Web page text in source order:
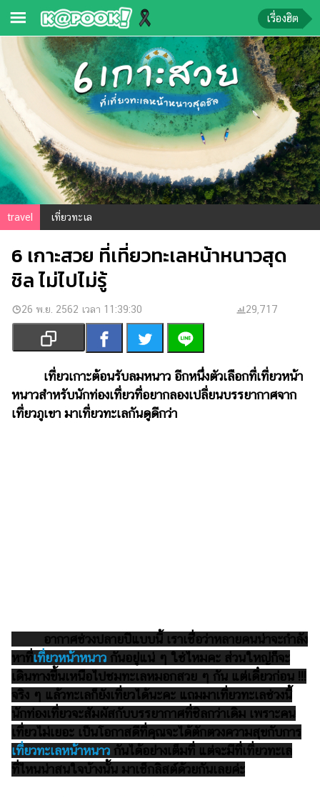
ข่าว-
ความ
รู้
ข่าว
ข่าว
บันเทิง
ตรวจ
หวย
ผล
บอล
สด
การ
เงิน
การ
ศึกษา
บันเทิง
ไลฟ์
ไตล์
ดูด
วง
ผู้
หญิง
ผู้ชาย
เรื่องฮิต
travel เที่ยวทะเล
6 เกาะสวย ที่เที่ยวทะเลหน้าหนาวสุด
ชิล ไม่ไปไม่รู้
26 พ.ย. 2562 เวลา 11:39:30 29,717
เที่ยวเกาะต้อนรับลมหนาว อีกหนึ่งตัวเลือกที่เที่ยวหน้า
หนาวสำหรับนักท่องเที่ยวที่อยากลองเปลี่ยนบรรยากาศจาก
เที่ยวภูเขา มาเที่ยวทะเลกันดูดีกว่า
อากาศช่วงปลายปีแบบนี้ เราเชื่อว่าหลายคนน่าจะกำลัง
หาที่เที่ยวหน้าหนาว กันอยู่แน่ ๆ ใช่ไหมคะ ส่วนใหญ่ก็จะ
เดินทางขึ้นเหนือไปชมทะเลหมอกสวย ๆ กัน แต่เดี๋ยวก่อน !!!
จริง ๆ แล้วทะเลก็ยังเที่ยวได้นะคะ แถมมาเที่ยวทะเลช่วงนี้
นักท่องเที่ยวจะสัมผัสกับบรรยากาศที่ชิลกว่าเดิม เพราะคน
เที่ยวไม่เยอะ เป็นโอกาสดีที่คุณจะได้ตักตวงความสุขกับการ
เที่ยวทะเลหน้าหนาว กันได้อย่างเต็มที่ แต่จะมีที่เที่ยวทะเล
ที่ไหนน่าสนใจบ้างนั้น มาเช็กลิสต์ด้วยกันเลยค่ะ